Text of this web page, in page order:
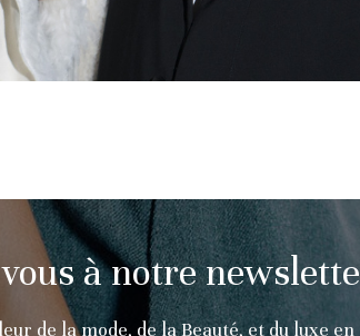
à notre
de la mode, de la Beauté, et du luxe en